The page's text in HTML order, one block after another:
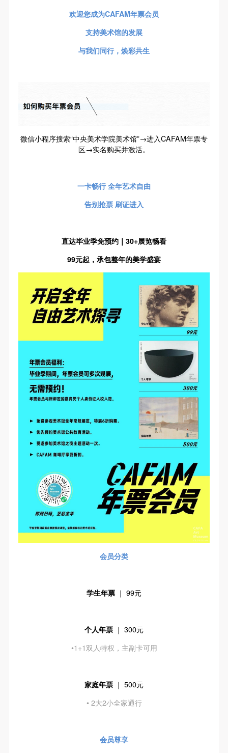
欢迎您成为CAFAM年票会员
支持美术馆的发展
与我们同行，焕彩共生
微信小程序搜索“中央美术学院美术馆”→进入CAFAM年票专
区→实名购买并激活。
一卡畅行 全年艺术自由
告别抢票 刷证进入
直达毕业季免预约｜30+展览畅看
99元起，承包整年的美学盛宴
会员分类
学生年票 ｜ 99元
个人年票 ｜ 300元
•1+1双人特权，主副卡可用
家庭年票 ｜ 500元
• 2大2小全家通行
会员尊享
（1）、本协议未尽事宜，经双方友好协商后可作为
本协议的补充协议，并不得违反相关法律法规规定。
（2）、本协议自甲乙双方签字（盖章）、勾选之日
活动参与者意味着接受并承担本协议的全部义务，未
同意者意味着放弃参加此次活动的权利。凡参加这次
意，同时知晓并同意本免责声明。参加者签名/勾选
（1）、本协议未尽事宜，经双方友好协商后可作为
本协议的补充协议，并不得违反相关法律法规规定。
（2）、本协议自甲乙双方签字（盖章）、勾选之日
活动参与者意味着接受并承担本协议的全部义务，未
同意者意味着放弃参加此次活动的权利。凡参加这次
意，同时知晓并同意本免责声明。参加者签名/勾选
（1）、本协议未尽事宜，经双方友好协商后可作为
本协议的补充协议，并不得违反相关法律法规规定。
（2）、本协议自甲乙双方签字（盖章）、勾选之日
活动参与者意味着接受并承担本协议的全部义务，未
同意者意味着放弃参加此次活动的权利。凡参加这次
意，同时知晓并同意本免责声明。参加者签名/勾选
快捷登录 帐号密码登录
验证码
可使用雅昌艺术网会员账户登录